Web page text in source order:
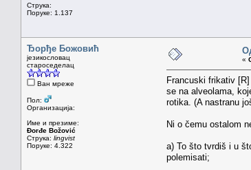
Струка:
Поруке: 1.137
Ђорђе Божовић
језикословац
староседелац
Ван мреже
Пол:
Организација:
Име и презиме:
Đorđe Božović
Струка: lingvist
Поруке: 4.322
«
Francuski frikativ
se na alveolama,
rotika. (A nastranu
Ni o čemu ostalom
a) To što tvrdiš i u
polemisati;